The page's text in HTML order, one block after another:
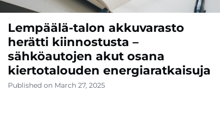
Lempäälä-talon akkuvarasto
herätti kiinnostusta –
sähköautojen akut osana
kiertotalouden energiaratkaisuja
Published on March 27, 2025